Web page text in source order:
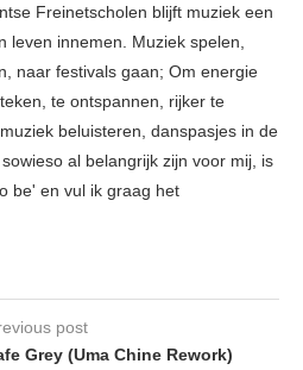
Freinetscholen blijft muziek een
leven innemen. Muziek spelen,
naar festivals gaan; Om energie
te ontspannen, rijker te
beluisteren, danspasjes in de
al belangrijk zijn voor mij, is
be' en vul ik graag het
post
Grey (Uma Chine Rework)